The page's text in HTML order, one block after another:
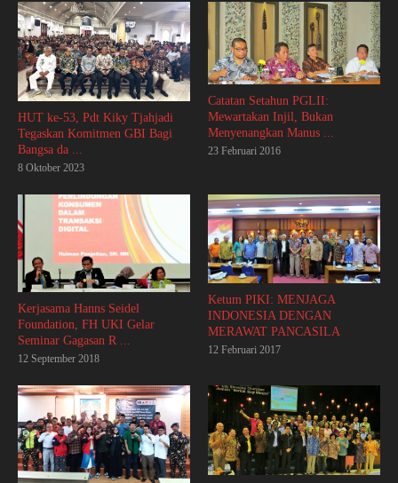
HUT ke-53, Pdt Kiky Tjahjadi
Tegaskan Komitmen GBI Bagi
Bangsa da ...
8 Oktober 2023
Catatan Setahun PGLII:
Mewartakan Injil, Bukan
Menyenangkan Manus ...
23 Februari 2016
Kerjasama Hanns Seidel
Foundation, FH UKI Gelar
Seminar Gagasan R ...
12 September 2018
Ketum PIKI: MENJAGA
INDONESIA DENGAN
MERAWAT PANCASILA
12 Februari 2017